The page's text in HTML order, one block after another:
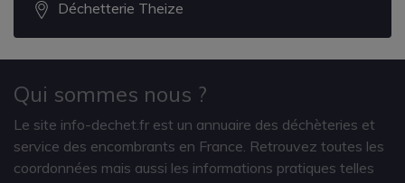
Déchetterie Theize
Qui sommes nous ?
Le site info-dechet.fr est un annuaire des déchèteries et
service des encombrants en France. Retrouvez toutes les
coordonnées mais aussi les informations pratiques telles